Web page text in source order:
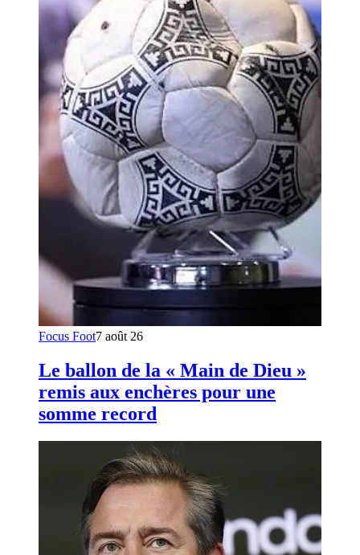
Focus Foot7 août 26
Le ballon de la « Main de Dieu »
remis aux enchères pour une
somme record